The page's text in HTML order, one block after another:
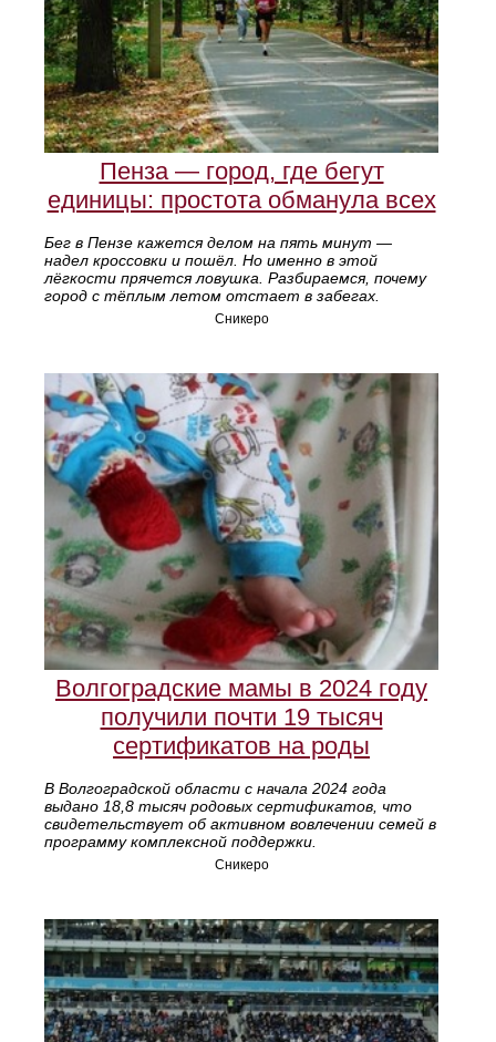
Пенза — город, где бегут
единицы: простота обманула всех
Бег в Пензе кажется делом на пять минут —
надел кроссовки и пошёл. Но именно в этой
лёгкости прячется ловушка. Разбираемся, почему
город с тёплым летом отстает в забегах.
Сникеро
Волгоградские мамы в 2024 году
получили почти 19 тысяч
сертификатов на роды
В Волгоградской области с начала 2024 года
выдано 18,8 тысяч родовых сертификатов, что
свидетельствует об активном вовлечении семей в
программу комплексной поддержки.
Сникеро